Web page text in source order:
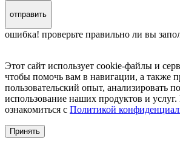
отправить
ошибка! проверьте правильно ли вы
Этот сайт использует cookie-файлы и
чтобы помочь вам в навигации, а также
пользовательский опыт, анализировать
использование наших продуктов и
ознакомиться с Политикой
Принять